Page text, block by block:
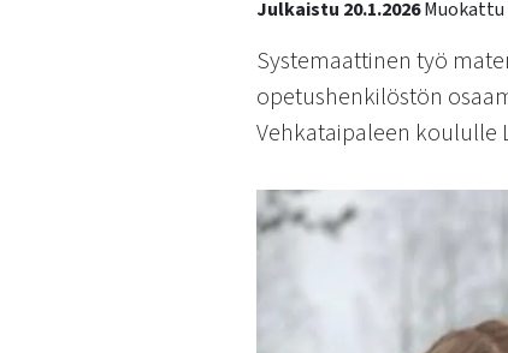
käyttää
ja
pyyhkäisyliikkeitä.
Julkaistu 20.1.2026Muokattu
Systemaattinen työ
opetushenkilöstön
Vehkataipaleen koululle